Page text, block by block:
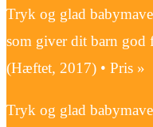
Tryk og glad
som giver dit barn god
(Hæftet, 2017) • Pris »
Tryk og glad